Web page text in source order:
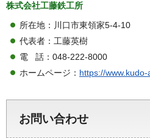
株式会社工藤鉄工所
所在地：川口市東領家5-4-10
代表者：工藤英樹
電 話：048-222-8000
ホームページ： https://
お問い合わせ